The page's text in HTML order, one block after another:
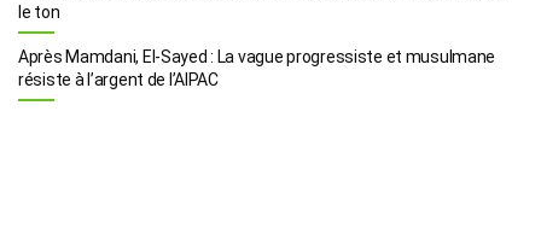
le ton
Après Mamdani, El-Sayed : La vague progressiste et musulmane
résiste à l’argent de l’AIPAC